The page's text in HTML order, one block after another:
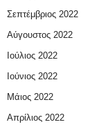
Σεπτέμβριος 2022
Αύγουστος 2022
Ιούλιος 2022
Ιούνιος 2022
Μάιος 2022
Απρίλιος 2022